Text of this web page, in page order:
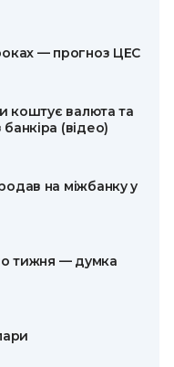
— прогноз ЦЕС
коштує валюта та
(відео)
на міжбанку у
тижня — думка